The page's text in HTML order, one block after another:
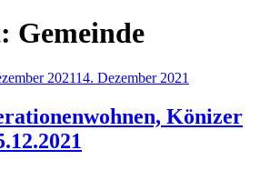
Gemeinde
202114. Dezember 2021
Könizer